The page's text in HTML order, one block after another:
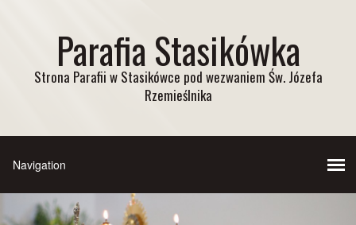
Parafia Stasikówka
Strona Parafii w Stasikówce pod wezwaniem Św. Józefa
Rzemieślnika